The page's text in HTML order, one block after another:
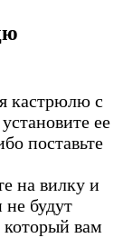
кастрюлю с
ее
поставьте
на вилку и
будут
который вам